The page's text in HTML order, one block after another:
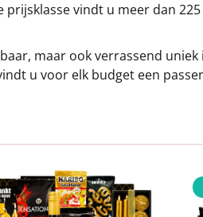
vindt u meer dan
maar ook verrassend
u voor elk budget een